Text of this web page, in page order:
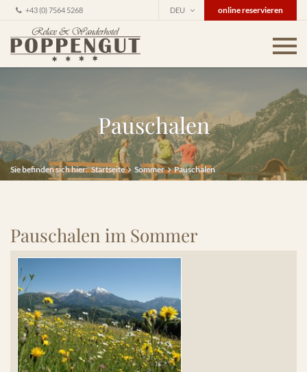
+43 (0) 7564 5268 online reservieren
DEU
Pauschalen
Sie befinden sich hier: Startseite Sommer Pauschalen
Pauschalen im Sommer